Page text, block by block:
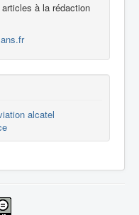
à la rédaction
alcatel